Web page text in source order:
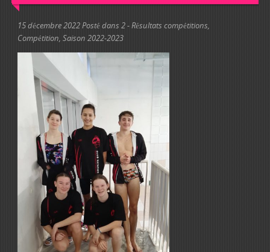
15 décembre 2022Posté dans2 - Résultats compétitions,
Compétition, Saison 2022-2023